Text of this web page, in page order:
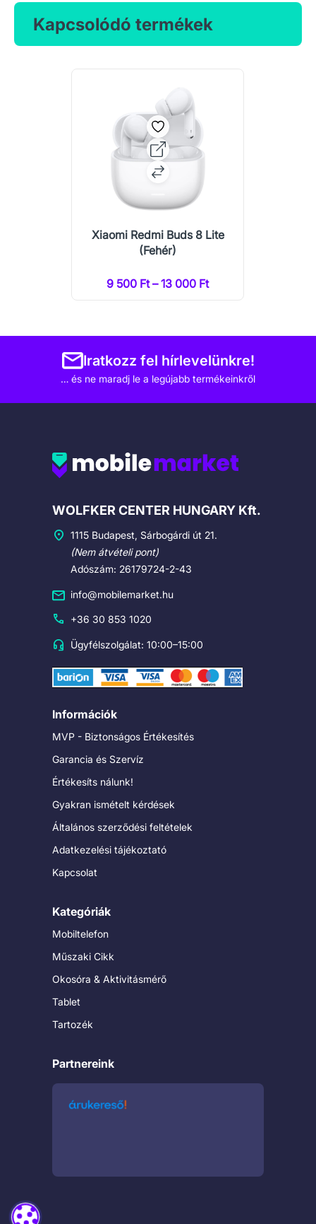
Kapcsolódó termékek
Xiaomi Redmi Buds 8 Lite
(Fehér)
9 500 Ft – 13 000 Ft
Iratkozz fel hírlevelünkre!
… és ne maradj le a legújabb termékeinkről
Cégadatok
WOLFKER CENTER HUNGARY Kft.
1115 Budapest, Sárbogárdi út 21.
(Nem átvételi pont)
Adószám: 26179724-2-43
info@mobilemarket.hu
+36 30 853 1020
Ügyfélszolgálat: 10:00–15:00
Információk
MVP - Biztonságos Értékesítés
Garancia és Szervíz
Értékesíts nálunk!
Gyakran ismételt kérdések
Általános szerződési feltételek
Adatkezelési tájékoztató
Kapcsolat
Kategóriák
Mobiltelefon
Műszaki Cikk
Okosóra & Aktivitásmérő
Tablet
Tartozék
Partnereink